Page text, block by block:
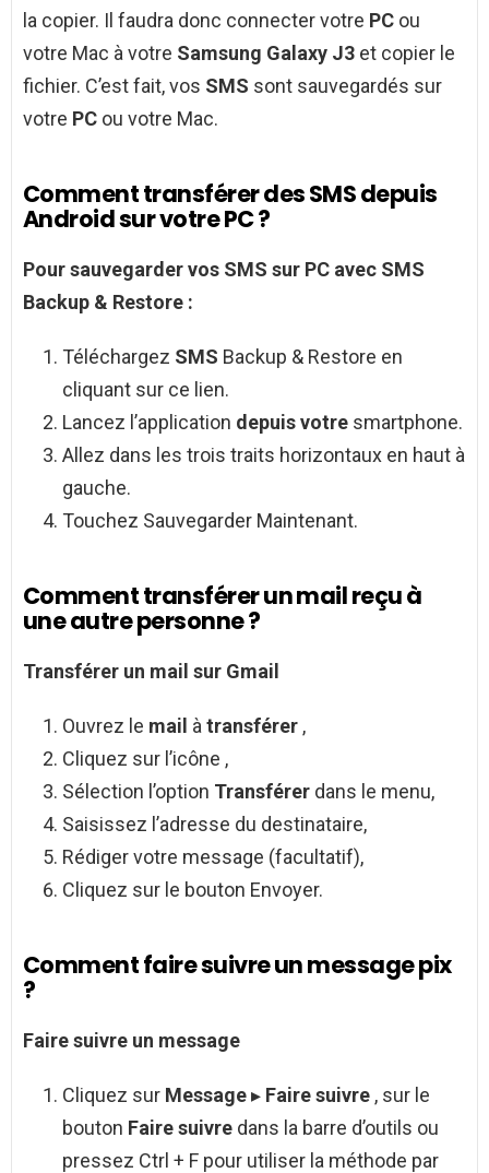
la copier. Il faudra donc connecter votre PC ou
votre Mac à votre Samsung Galaxy J3 et copier le
fichier. C’est fait, vos SMS sont sauvegardés sur
votre PC ou votre Mac.
Comment transférer des SMS depuis
Android sur votre PC ?
Pour sauvegarder vos SMS sur PC avec SMS
Backup & Restore :
Téléchargez SMS Backup & Restore en
cliquant sur ce lien.
Lancez l’application depuis votre smartphone.
Allez dans les trois traits horizontaux en haut à
gauche.
Touchez Sauvegarder Maintenant.
Comment transférer un mail reçu à
une autre personne ?
Transférer un mail sur Gmail
Ouvrez le mail à transférer ,
Cliquez sur l’icône ,
Sélection l’option Transférer dans le menu,
Saisissez l’adresse du destinataire,
Rédiger votre message (facultatif),
Cliquez sur le bouton Envoyer.
Comment faire suivre un message pix
?
Faire suivre un message
Cliquez sur Message▸ Faire suivre , sur le
bouton Faire suivre dans la barre d’outils ou
pressez Ctrl + F pour utiliser la méthode par